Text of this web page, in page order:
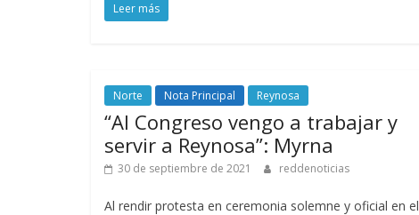
Leer más
Norte Nota Principal Reynosa
“Al Congreso vengo a trabajar y
servir a Reynosa”: Myrna
30 de septiembre de 2021 reddenoticias
Al rendir protesta en ceremonia solemne y oficial en el